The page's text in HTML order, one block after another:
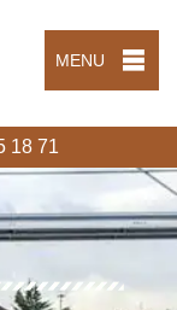
MENU
18 71